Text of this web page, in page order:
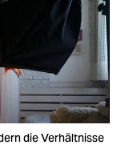
die Verhältnisse